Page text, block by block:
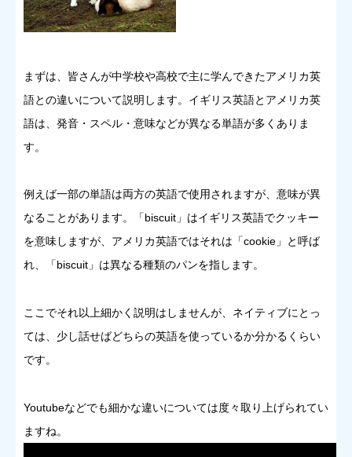
まずは、皆さんが中学校や高校で主に学んできたアメリカ英
語との違いについて説明します。イギリス英語とアメリカ英
語は、発音・スペル・意味などが異なる単語が多くありま
す。
例えば一部の単語は両方の英語で使用されますが、意味が異
なることがあります。「biscuit」はイギリス英語でクッキー
を意味しますが、アメリカ英語ではそれは「cookie」と呼ば
れ、「biscuit」は異なる種類のパンを指します。
ここでそれ以上細かく説明はしませんが、ネイティブにとっ
ては、少し話せばどちらの英語を使っているか分かるくらい
です。
Youtubeなどでも細かな違いについては度々取り上げられてい
ますね。